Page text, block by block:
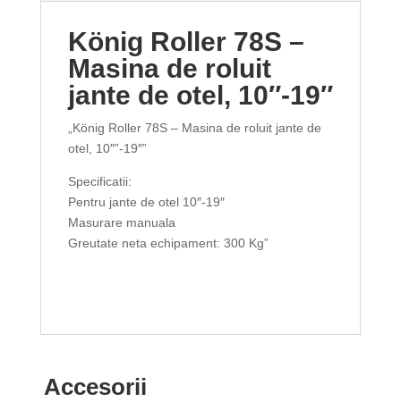
König Roller 78S –
Masina de roluit
jante de otel, 10″-19″
„König Roller 78S – Masina de roluit jante de
otel, 10″”-19″”
Specificatii:
Pentru jante de otel 10″-19″
Masurare manuala
Greutate neta echipament: 300 Kg”
Accesorii